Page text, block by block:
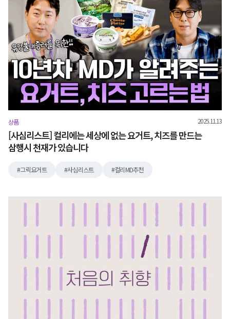
상품 2025.11.13
[사심리스트] 컬리에는 세상에 없는 요거트, 치즈를 만드는
삼행시 천재가 있습니다
그릭요거트 사심리스트 컬리MD추천